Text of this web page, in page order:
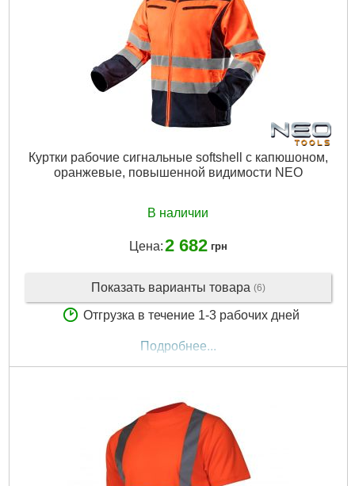
Куртки рабочие сигнальные softshell с капюшоном,
оранжевые, повышенной видимости NEO
В наличии
Цена:2 682 грн
Показать варианты товара (6)
Отгрузка в течение 1-3 рабочих дней
Подробнее...